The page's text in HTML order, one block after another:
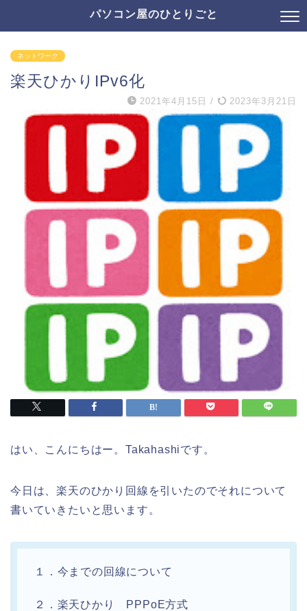
パソコン屋のひとりごと
ネットワーク
楽天ひかりIPv6化
2021年4月15日 / 2023年3月21日
はい、こんにちはー。Takahashiです。
今日は、楽天のひかり回線を引いたのでそれについて
書いていきたいと思います。
１．今までの回線について
２．楽天ひかり PPPoE方式